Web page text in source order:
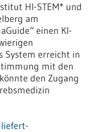
HI-STEM* und
am
einen KI-
System erreicht in
mit den
den Zugang